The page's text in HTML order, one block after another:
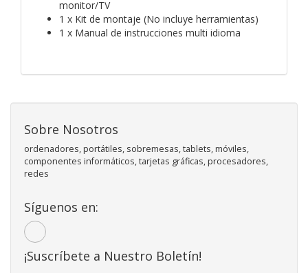
monitor/TV
1 x Kit de montaje (No incluye herramientas)
1 x Manual de instrucciones multi idioma
Sobre Nosotros
ordenadores, portátiles, sobremesas, tablets, móviles,
componentes informáticos, tarjetas gráficas, procesadores,
redes
Síguenos en:
¡Suscríbete a Nuestro Boletín!